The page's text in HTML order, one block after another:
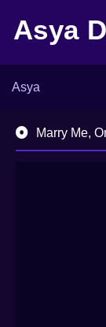
Asya
Asya
Marry Me,